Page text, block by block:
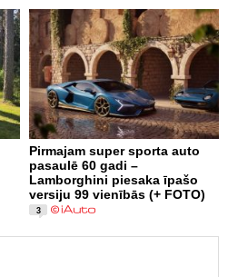
Pirmajam super sporta auto
pasaulē 60 gadi –
Lamborghini piesaka īpašo
versiju 99 vienībās (+ FOTO)
3